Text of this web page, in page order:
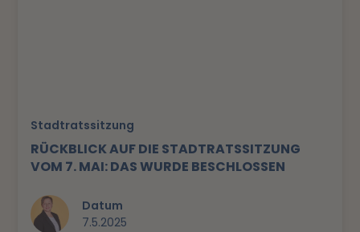
Stadtratssitzung
RÜCKBLICK AUF DIE STADTRATSSITZUNG
VOM 7. MAI: DAS WURDE BESCHLOSSEN
Datum
7.5.2025